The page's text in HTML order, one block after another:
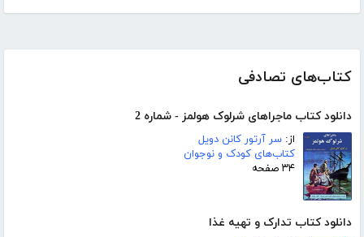
کتاب‌های تصادفی
دانلود کتاب ماجراهای شرلوک هولمز - شماره 2
از: سر آرتور کانن دویل
کتاب‌های کودک و نوجوان
۳۴ صفحه
دانلود کتاب تدارک و تهیه غذا